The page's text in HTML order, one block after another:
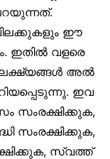
ഈ
ഇതിൽ വളരെ
ലക്ഷ്യങ്ങൾ അൽ
ഇവ
സംരക്ഷിക്കുക,
സംരക്ഷിക്കുക,
സ്വത്ത്